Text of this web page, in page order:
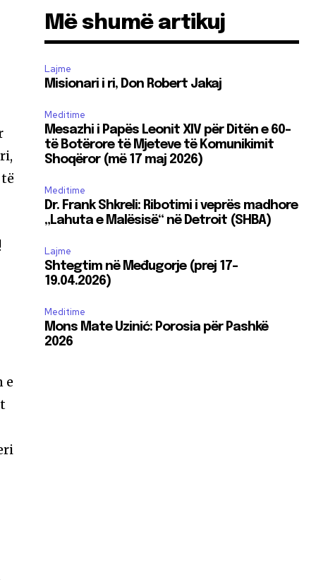
e
Më shumë artikuj
Lajme
Misionari i ri, Don Robert Jakaj
Meditime
Mesazhi i Papës Leonit XIV për Ditën e 60-
të Botërore të Mjeteve të Komunikimit
Shoqëror (më 17 maj 2026)
Meditime
Dr. Frank Shkreli: Ribotimi i veprës madhore
„Lahuta e Malësisë“ në Detroit (SHBA)
Lajme
Shtegtim në Međugorje (prej 17-
19.04.2026)
Meditime
Mons Mate Uzinić: Porosia për Pashkë
2026